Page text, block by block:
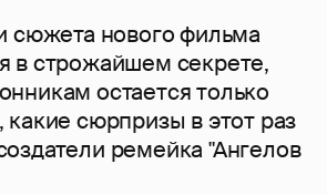
сюжета нового фильма
в строжайшем секрете,
остается только
какие сюрпризы в этот раз
ремейка "Ангелов